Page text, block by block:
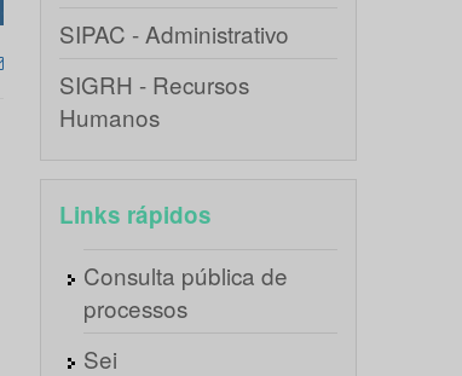
SIPAC - Administrativo
SIGRH - Recursos
Humanos
Links rápidos
Consulta pública de
processos
Sei